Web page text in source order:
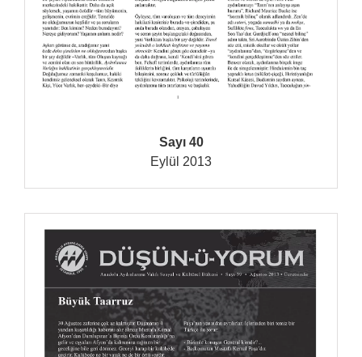
Sayı 40
Eylül 2013